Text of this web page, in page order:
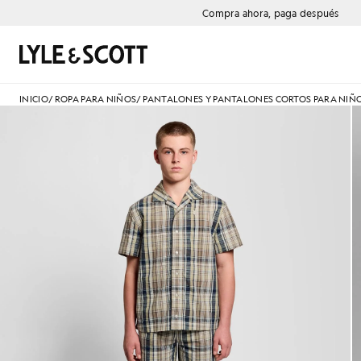
Compra ahora, paga después
Buscar
INICIO/ ROPA PARA NIÑOS/ PANTALONES Y PANTALONES CORTOS PARA